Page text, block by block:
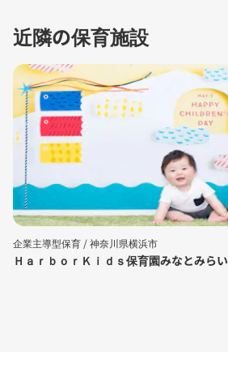
近隣の保育施設
企業主導型保育 /神奈川県横浜市
ＨａｒｂｏｒＫｉｄｓ保育園みなとみらい